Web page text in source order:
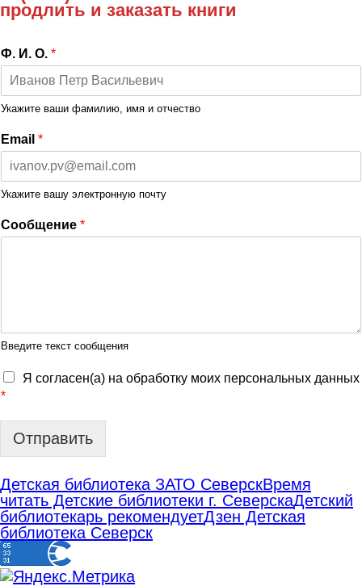
продлить и заказать книги
Ф. И. О. *
Укажите ваши фамилию, имя и отчество
Email *
Укажите вашу электронную почту
Сообщение *
Введите текст сообщения
Я согласен(а) на обработку моих персональных данных
*
Отправить
Детская библиотека ЗАТО СеверскВремя
читать Детские библиотеки г. СеверскаДетский
библиотекарь рекомендуетДзен Детская
библиотека Северск